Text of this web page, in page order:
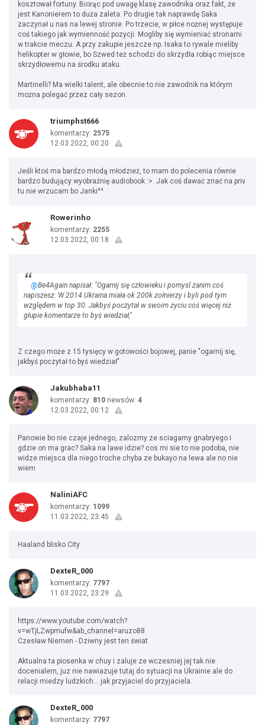
kosztował fortuny. Biorąc pod uwagę klasę zawodnika oraz fakt, że
jest Kanonierem to duża zaleta. Po drugie tak naprawdę Saka
zaczynał u nas na lewej stronie. Po trzecie, w piłce nożnej występuje
coś takiego jak wymienność pozycji. Mogliby się wymieniać stronami
w trakcie meczu. A przy zakupie jeszcze np. Isaka to rywale mieliby
helikopter w głowie, bo Szwed też schodzi do skrzydła robiąc miejsce
skrzydłowemu na środku ataku.
Martinelli? Ma wielki talent, ale obecnie to nie zawodnik na którym
można polegać przez cały sezon.
triumphst666
komentarzy: 2575
12.03.2022, 00:20
Jeśli ktoś ma bardzo młodą młodzież, to mam do polecenia równie
bardzo budujący wyobraźnię audiobook :>. Jak coś dawać znać na priv
tu nie wrzucam bo Janki^^
Rowerinho
komentarzy: 2255
12.03.2022, 00:18
@Be4Again napisał: "Ogarnij się człowieku i pomysl zanim coś
napiszesz. W 2014 Ukraina miała ok 200k żołnierzy i byli pod tym
względem w top 30. Jakbyś poczytał w swoim życiu coś więcej niż
głupie komentarze to byś wiedział,"
Z czego może z 15 tysięcy w gotowości bojowej, panie "ogarnij się,
jakbyś poczytał to byś wiedział"
Jakubhaba11
komentarzy: 810 newsów: 4
12.03.2022, 00:12
Panowie bo nie czaje jednego, zalozmy ze sciagamy gnabryego i
gdzie on ma grac? Saka na lawe idzie? cos mi sie to nie podoba, nie
widze miejsca dla niego troche chyba ze bukayo na lewa ale no nie
wiem
NaliniAFC
komentarzy: 1099
11.03.2022, 23:45
Haaland blisko City
DexteR_000
komentarzy: 7797
11.03.2022, 23:29
https://www.youtube.com/watch?
v=wTjLZwpmufw&ab_channel=aruzo88
Czesław Niemen - Dziwny jest ten świat
Aktualna ta piosenka w chuy i zaluje ze wczesniej jej tak nie
docenialem, juz nie nawiazuje tutaj do sytuacji na Ukrainie ale do
relacji miedzy ludzkich... jak przyjaciel do przyjaciela.
DexteR_000
komentarzy: 7797